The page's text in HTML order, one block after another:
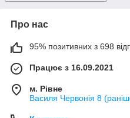
Про нас
95% позитивних з 698
Працює з 16.09.2021
м. Рівне
Василя Червонія 8